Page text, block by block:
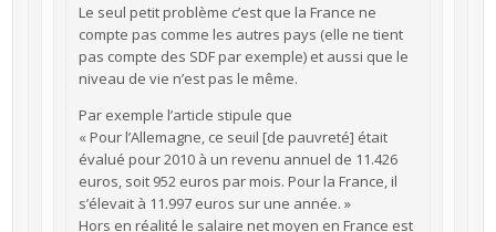
Le seul petit problème c’est que la France ne
compte pas comme les autres pays (elle ne tient
pas compte des SDF par exemple) et aussi que le
niveau de vie n’est pas le même.
Par exemple l’article stipule que
« Pour l’Allemagne, ce seuil [de pauvreté] était
évalué pour 2010 à un revenu annuel de 11.426
euros, soit 952 euros par mois. Pour la France, il
s’élevait à 11.997 euros sur une année. »
Hors en réalité le salaire net moyen en France est